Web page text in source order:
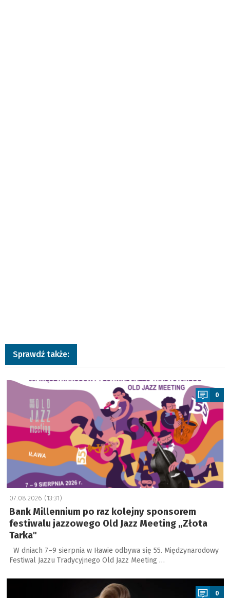
Sprawdź także:
a
0
07.08.2026 (13:31)
Bank Millennium po raz kolejny sponsorem
festiwalu jazzowego Old Jazz Meeting „Złota
Tarka"
W dniach 7–9 sierpnia w Iławie odbywa się 55. Międzynarodowy
Festiwal Jazzu Tradycyjnego Old Jazz Meeting …
a
0